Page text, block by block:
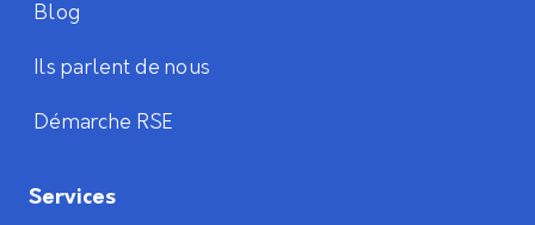
Blog
Ils parlent de nous
Démarche RSE
Services